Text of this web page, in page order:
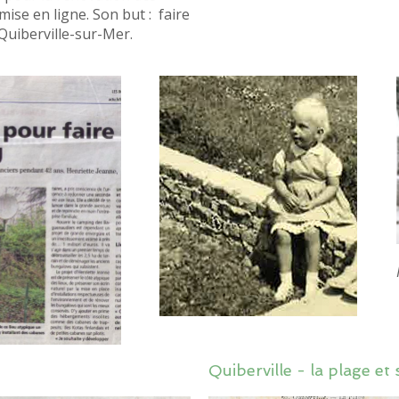
en ligne. Son but : faire
sur-Mer.
Quiberville - la plage et
de confidentialité
de nos activités et recevoir nos offres